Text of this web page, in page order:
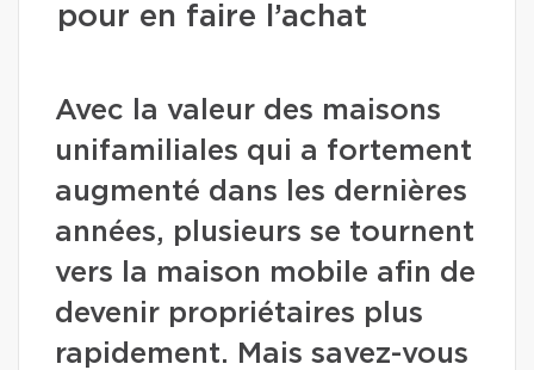
pour en faire l’achat
Avec la valeur des maisons
unifamiliales qui a fortement
augmenté dans les dernières
années, plusieurs se tournent
vers la maison mobile afin de
devenir propriétaires plus
rapidement. Mais savez-vous